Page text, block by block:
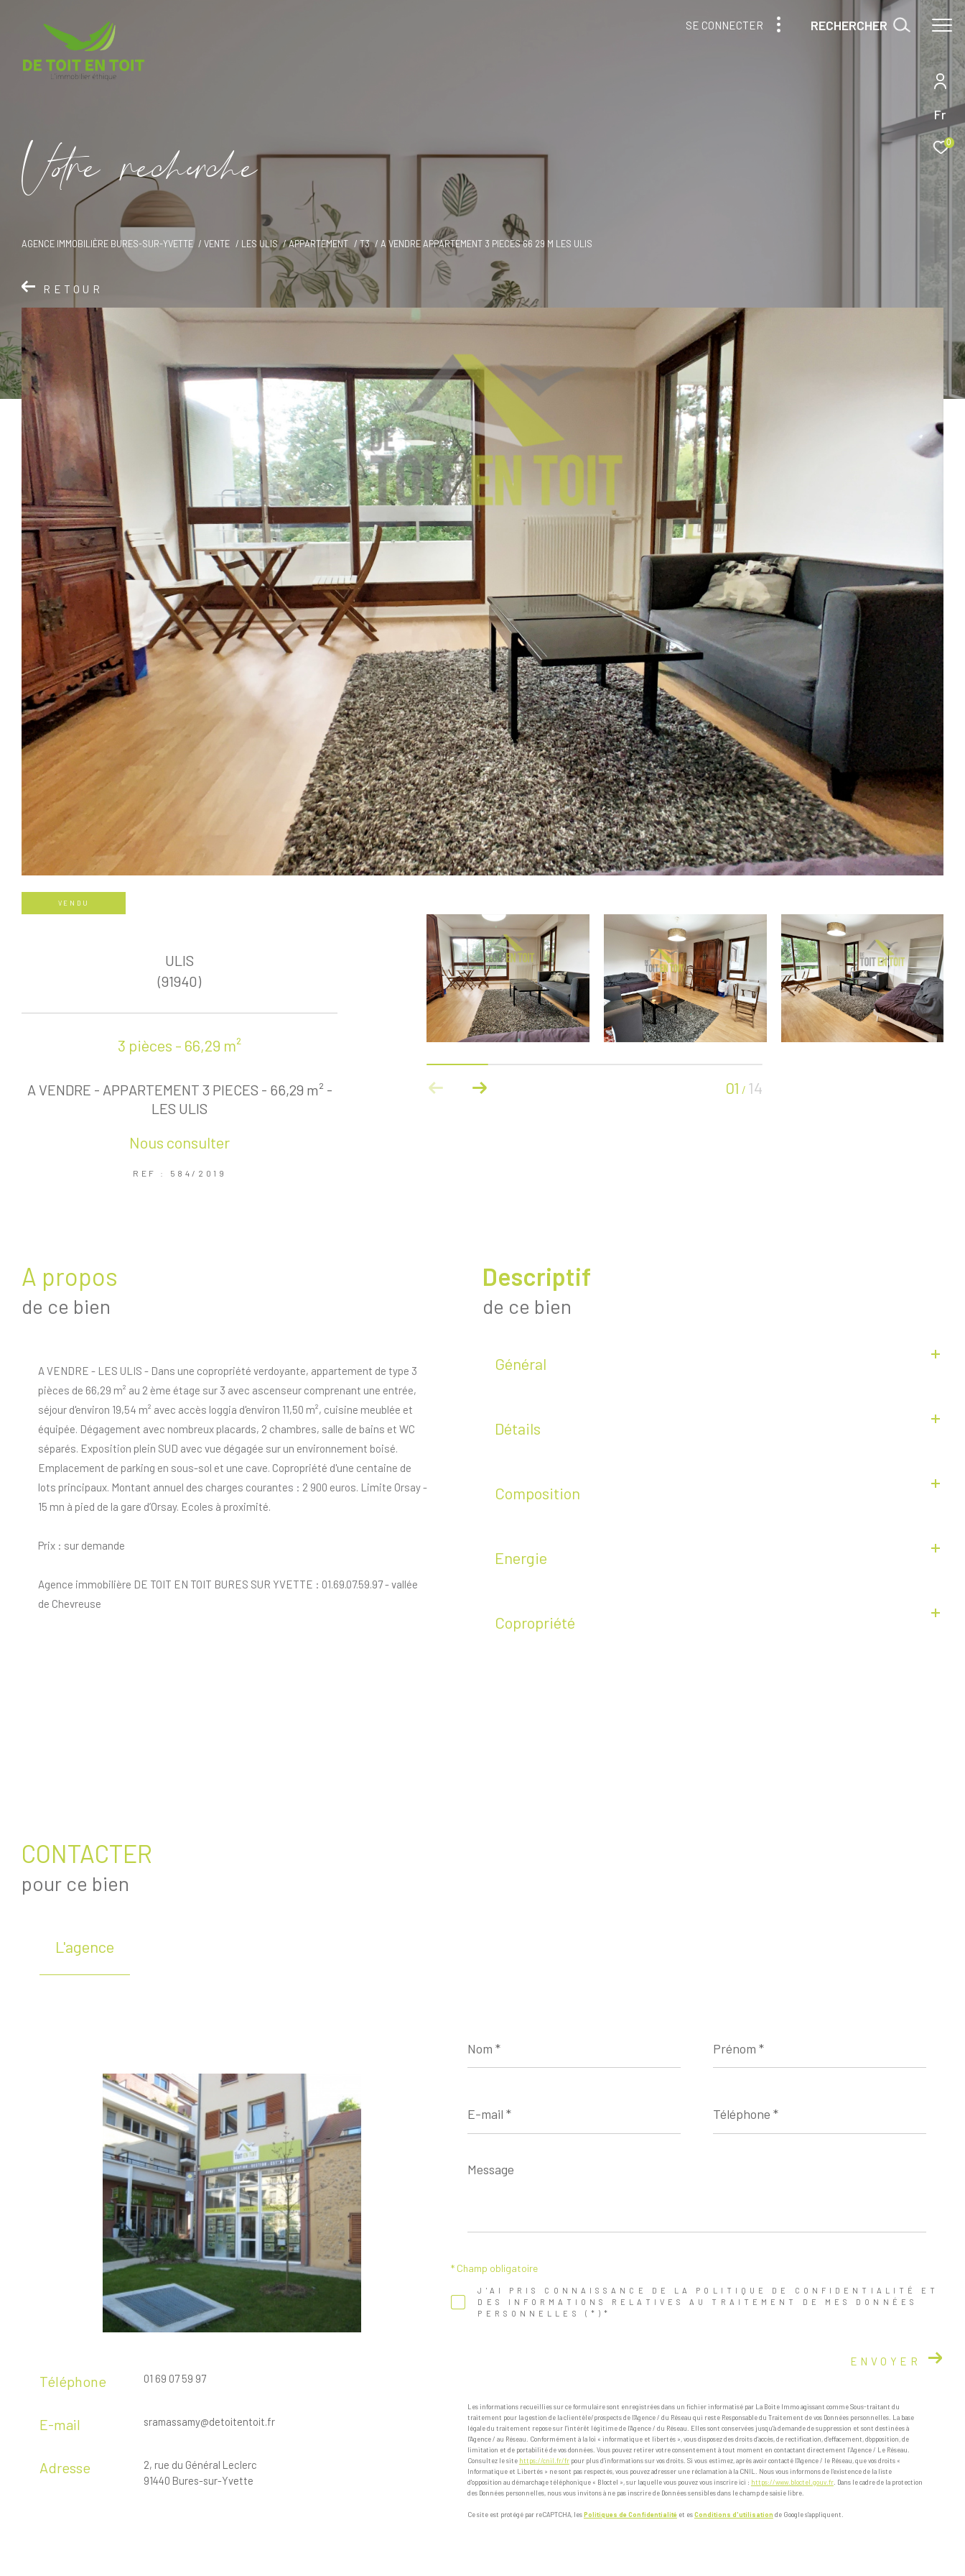
Fr
0
SE CONNECTER RECHERCHER
Vore recece
AGENCE IMMOBILIÈRE BURES-SUR-YVETTE VENTE LES ULIS APPARTEMENT T3 A VENDRE APPARTEMENT 3 PIECES 66 29 M LES ULIS
RETOUR
VENDU
01 / 14
ULIS
(91940)
3 pièces - 66,29 m²
A VENDRE - APPARTEMENT 3 PIECES - 66,29 m² -
LES ULIS
Nous consulter
REF : 584/2019
a propos
de ce bien
A VENDRE - LES ULIS - Dans une copropriété verdoyante, appartement de type 3
pièces de 66,29 m² au 2 ème étage sur 3 avec ascenseur comprenant une entrée,
séjour d'environ 19,54 m² avec accès loggia d'environ 11,50 m², cuisine meublée et
équipée. Dégagement avec nombreux placards, 2 chambres, salle de bains et WC
séparés. Exposition plein SUD avec vue dégagée sur un environnement boisé.
Emplacement de parking en sous-sol et une cave. Copropriété d'une centaine de
lots principaux. Montant annuel des charges courantes : 2 900 euros. Limite Orsay -
15 mn à pied de la gare d’Orsay. Ecoles à proximité.
Prix : sur demande
Agence immobilière DE TOIT EN TOIT BURES SUR YVETTE : 01.69.07.59.97 - vallée
de Chevreuse
descriptif
de ce bien
Général
Détails
Composition
Energie
Copropriété
CONTACTER
pour ce bien
L'agence
Téléphone 01 69 07 59 97
E-mail sramassamy@detoitentoit.fr
Adresse
2, rue du Général Leclerc
91440 Bures-sur-Yvette
*
*
mail
*
*
Message
*
J'AI PRIS CONNAISSANCE DE LA POLITIQUE DE CONFIDENTIALITÉ ET
DES INFORMATIONS RELATIVES AU TRAITEMENT DE MES DONNÉES
PERSONNELLES (*)*
* Champ obligatoire
ENVOYER
Les informations recueillies sur ce formulaire sont enregistrées dans un fichier informatisé par La Boite Immo agissant comme Sous-traitant du
traitement pour la gestion de la clientèle/prospects de l'Agence / du Réseau qui reste Responsable du Traitement de vos Données personnelles. La base
légale du traitement repose sur l'intérêt légitime de l'Agence / du Réseau. Elles sont conservées jusqu'à demande de suppression et sont destinées à
l'Agence / au Réseau. Conformément à la loi « informatique et libertés », vous disposez des droits d’accès, de rectification, d’effacement, d’opposition, de
limitation et de portabilité de vos données. Vous pouvez retirer votre consentement à tout moment en contactant directement l’Agence / Le Réseau.
Consultez le site https://cnil.fr/frpour plus d’informations sur vos droits. Si vous estimez, après avoir contacté l'Agence / le Réseau, que vos droits «
Informatique et Libertés » ne sont pas respectés, vous pouvez adresser une réclamation à la CNIL. Nous vous informons de l’existence de la liste
d'opposition au démarchage téléphonique « Bloctel », sur laquelle vous pouvez vous inscrire ici : https://www.bloctel.gouv.fr. Dans le cadre de la protection
des Données personnelles, nous vous invitons à ne pas inscrire de Données sensibles dans le champ de saisie libre.
Ce site est protégé par reCAPTCHA, lesPolitiques de Confidentialitéet esConditions d'utilisation de Google s'appliquent.